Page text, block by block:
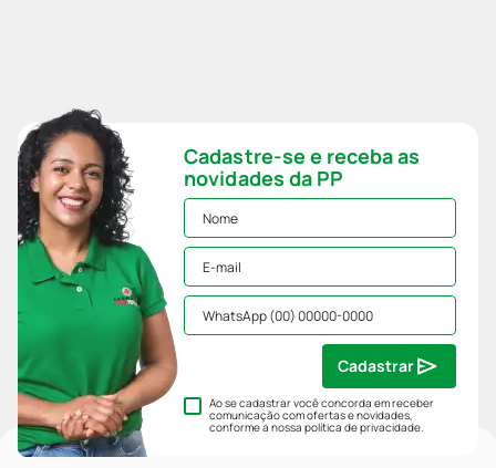
Cadastre-se e receba as
novidades da PP
Ao se cadastrar você concorda em receber
comunicação com ofertas e novidades,
conforme a nossapolítica de privacidade.
Cadastrar